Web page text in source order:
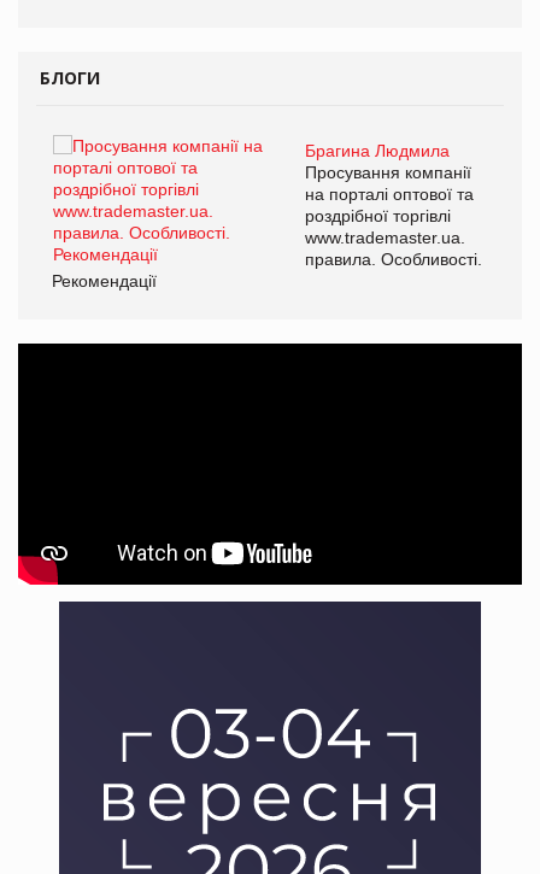
БЛОГИ
Брагина Людмила
Просування компанії
на порталі оптової та
роздрібної торгівлі
www.trademaster.ua.
правила. Особливості.
Рекомендації